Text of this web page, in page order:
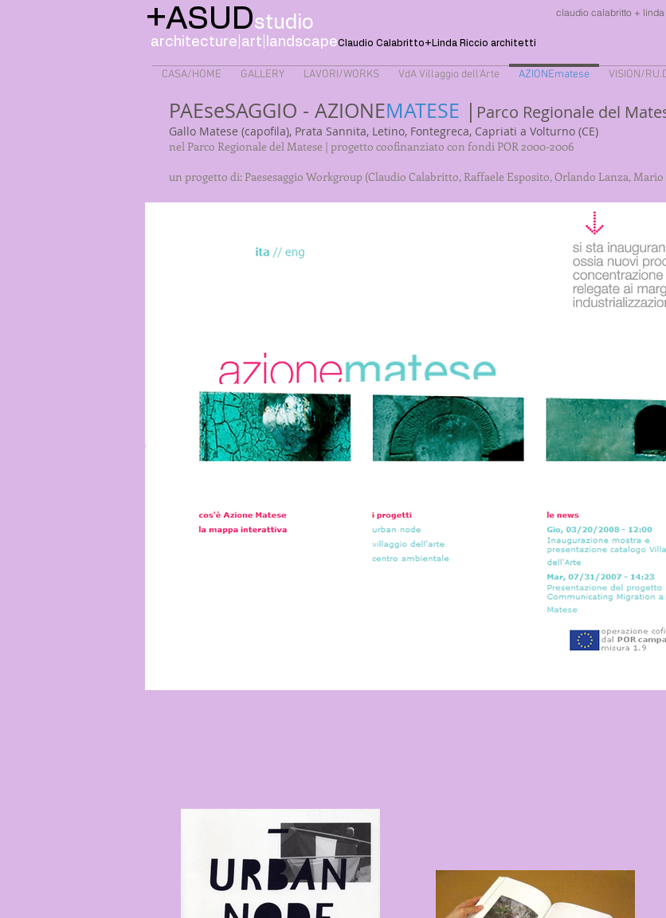
CASA/HOME GALLERY LAVORI/WORKS VdA Villaggio dell'Arte AZIONEmatese VISION/
+ASUDstudio
architecture|art|landscapeClaudio Calabritto+Linda Riccio architetti
claudio calabritto +
PAEseSAGGIO - AZIONEMATESE | Parco Regionale del
Gallo Matese (capofila), Prata Sannita, Letino, Fontegreca, Capriati a Volturno (CE)
nel Parco Regionale del Matese | progetto coofinanziato con fondi POR 2000-2006
un progetto di: Paesesaggio Workgroup (Claudio Calabritto, Raffaele Esposito, Orlando Lanza,